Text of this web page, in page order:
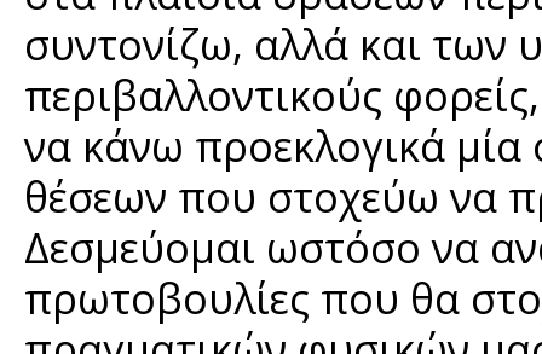
συντονίζω, αλλά και των
περιβαλλοντικούς
να κάνω προεκλογικά
θέσεων που στοχεύω να
Δεσμεύομαι ωστόσο να
πρωτοβουλίες που θα